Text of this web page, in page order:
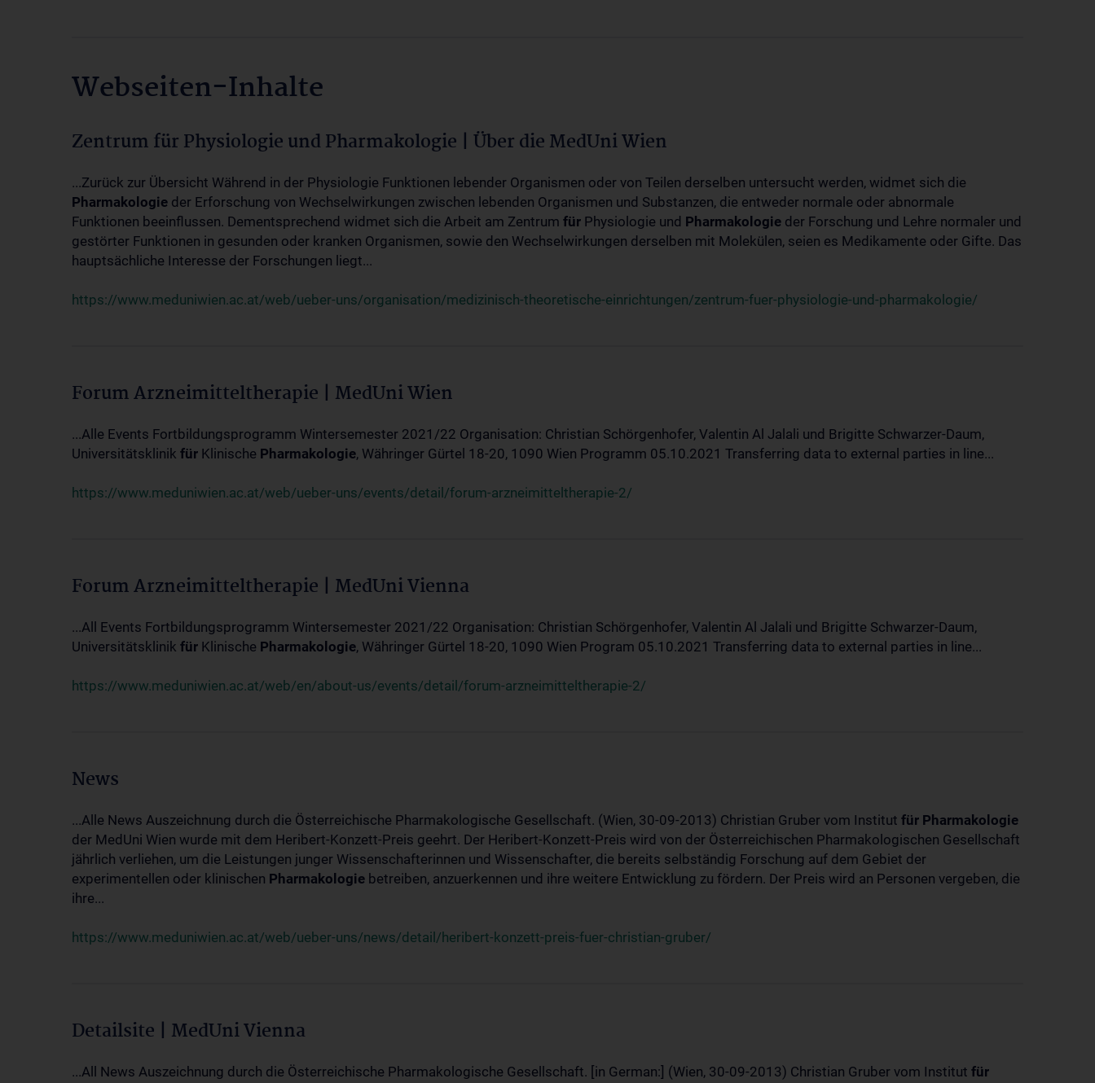
Webseiten-Inhalte
Zentrum für Physiologie und Pharmakologie | Über die MedUni Wien
...Zurück zur Übersicht Während in der Physiologie Funktionen lebender Organismen oder von Teilen derselben untersucht werden, widmet sich die
Pharmakologie der Erforschung von Wechselwirkungen zwischen lebenden Organismen und Substanzen, die entweder normale oder abnormale
Funktionen beeinflussen. Dementsprechend widmet sich die Arbeit am Zentrum für Physiologie und Pharmakologie der Forschung und Lehre normaler und
gestörter Funktionen in gesunden oder kranken Organismen, sowie den Wechselwirkungen derselben mit Molekülen, seien es Medikamente oder Gifte. Das
hauptsächliche Interesse der Forschungen liegt...
https://www.meduniwien.ac.at/web/ueber-uns/organisation/medizinisch-theoretische-einrichtungen/zentrum-fuer-physiologie-und-pharmakologie/
Forum Arzneimitteltherapie | MedUni Wien
...Alle Events Fortbildungsprogramm Wintersemester 2021/22 Organisation: Christian Schörgenhofer, Valentin Al Jalali und Brigitte Schwarzer-Daum,
Universitätsklinik für Klinische Pharmakologie, Währinger Gürtel 18-20, 1090 Wien Programm 05.10.2021 Transferring data to external parties in line...
https://www.meduniwien.ac.at/web/ueber-uns/events/detail/forum-arzneimitteltherapie-2/
Forum Arzneimitteltherapie | MedUni Vienna
...All Events Fortbildungsprogramm Wintersemester 2021/22 Organisation: Christian Schörgenhofer, Valentin Al Jalali und Brigitte Schwarzer-Daum,
Universitätsklinik für Klinische Pharmakologie, Währinger Gürtel 18-20, 1090 Wien Program 05.10.2021 Transferring data to external parties in line...
https://www.meduniwien.ac.at/web/en/about-us/events/detail/forum-arzneimitteltherapie-2/
News
...Alle News Auszeichnung durch die Österreichische Pharmakologische Gesellschaft. (Wien, 30-09-2013) Christian Gruber vom Institut für Pharmakologie
der MedUni Wien wurde mit dem Heribert-Konzett-Preis geehrt. Der Heribert-Konzett-Preis wird von der Österreichischen Pharmakologischen Gesellschaft
jährlich verliehen, um die Leistungen junger Wissenschafterinnen und Wissenschafter, die bereits selbständig Forschung auf dem Gebiet der
experimentellen oder klinischen Pharmakologie betreiben, anzuerkennen und ihre weitere Entwicklung zu fördern. Der Preis wird an Personen vergeben, die
ihre...
https://www.meduniwien.ac.at/web/ueber-uns/news/detail/heribert-konzett-preis-fuer-christian-gruber/
Detailsite | MedUni Vienna
...All News Auszeichnung durch die Österreichische Pharmakologische Gesellschaft. [in German:] (Wien, 30-09-2013) Christian Gruber vom Institut für